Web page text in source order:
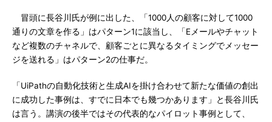
冒頭に長谷川氏が例に出した、「1000人の顧客に対して1000
通りの文章を作る」はパターン1に該当し、「Eメールやチャット
など複数のチャネルで、顧客ごとに異なるタイミングでメッセー
ジを送れる」はパターン2の仕事だ。
「UiPathの自動化技術と生成AIを掛け合わせて新たな価値の創出
に成功した事例は、すでに日本でも幾つかあります」と長谷川氏
は言う。講演の後半ではその代表的なパイロット事例として、